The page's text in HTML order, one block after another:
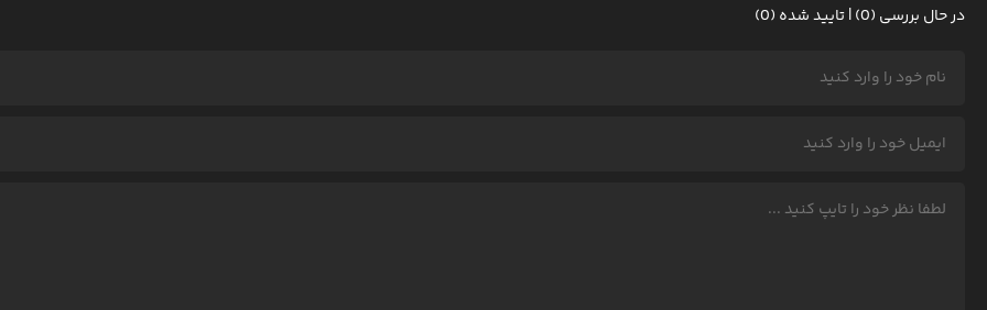
در حال بررسی (0) | تایید شده (0)